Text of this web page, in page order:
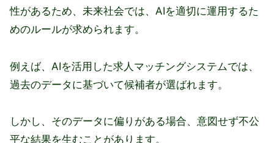
性があるため、未来社会では、AIを適切に運用するた
めのルールが求められます。
例えば、AIを活用した求人マッチングシステムでは、
過去のデータに基づいて候補者が選ばれます。
しかし、そのデータに偏りがある場合、意図せず不公
平な結果を生むことがあります。